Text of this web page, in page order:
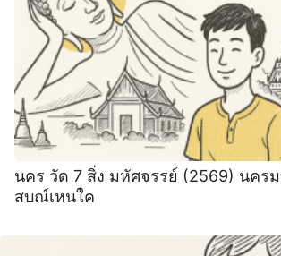
นคร วัด 7 สิ่ง มหัศจรรย์ (2569) นครม
สบณ์เหนใค